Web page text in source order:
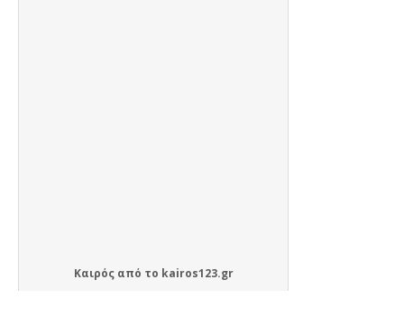
Καιρόςαπό το kairos123.gr